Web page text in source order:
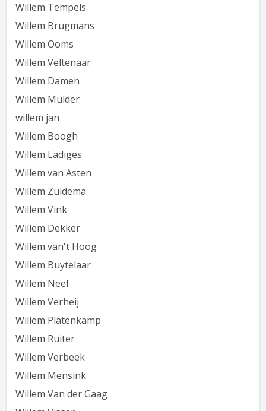
Willem Tempels
Willem Brugmans
Willem Ooms
Willem Veltenaar
Willem Damen
Willem Mulder
willem jan
Willem Boogh
Willem Ladiges
Willem van Asten
Willem Zuidema
Willem Vink
Willem Dekker
Willem van't Hoog
Willem Buytelaar
Willem Neef
Willem Verheij
Willem Platenkamp
Willem Ruiter
Willem Verbeek
Willem Mensink
Willem Van der Gaag